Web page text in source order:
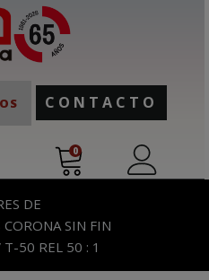
CONTACTO
0
DE
CORONA SIN FIN
50 REL 50 : 1